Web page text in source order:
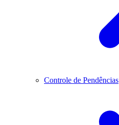
Controle de Pendências